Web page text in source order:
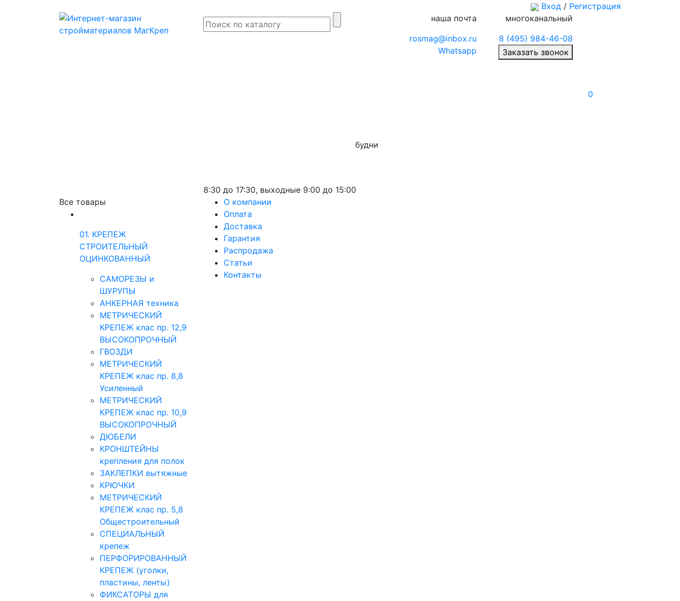
Вход / Регистрация
будни
8:30 до 17:30, выходные 9:00 до 15:00
наша почта
rosmag@inbox.ru
Whatsapp
многоканальный
8 (495) 984-46-08
Заказать звонок
0
Все товары
01. КРЕПЕЖ
СТРОИТЕЛЬНЫЙ
ОЦИНКОВАННЫЙ
САМОРЕЗЫ и
ШУРУПЫ
АНКЕРНАЯ техника
МЕТРИЧЕСКИЙ
КРЕПЕЖ клас пр. 12,9
ВЫСОКОПРОЧНЫЙ
ГВОЗДИ
МЕТРИЧЕСКИЙ
КРЕПЕЖ клас пр. 8,8
Усиленный
МЕТРИЧЕСКИЙ
КРЕПЕЖ клас пр. 10,9
ВЫСОКОПРОЧНЫЙ
ДЮБЕЛИ
КРОНШТЕЙНЫ
крепления для полок
ЗАКЛЕПКИ вытяжные
КРЮЧКИ
МЕТРИЧЕСКИЙ
КРЕПЕЖ клас пр. 5,8
Общестроительный
СПЕЦИАЛЬНЫЙ
крепеж
ПЕРФОРИРОВАННЫЙ
КРЕПЕЖ (уголки,
пластины, ленты)
ФИКСАТОРЫ для
О компании
Оплата
Доставка
Гарантия
Распродажа
Статьи
Контакты